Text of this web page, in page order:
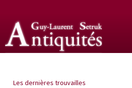
Les dernières trouvailles